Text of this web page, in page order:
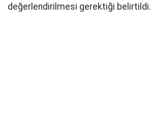
değerlendirilmesi gerektiği belirtildi.